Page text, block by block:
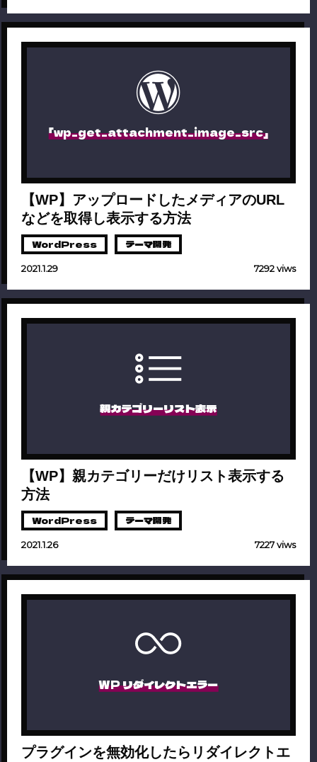
「wp_get_attachment_image_src」
【WP】アップロードしたメディアのURL
などを取得し表示する方法
WordPress テーマ開発
2021.1.29 7292 viws
親カテゴリーリスト表示
【WP】親カテゴリーだけリスト表示する
方法
WordPress テーマ開発
2021.1.26 7227 viws
WP リダイレクトエラー
プラグインを無効化したらリダイレクトエ